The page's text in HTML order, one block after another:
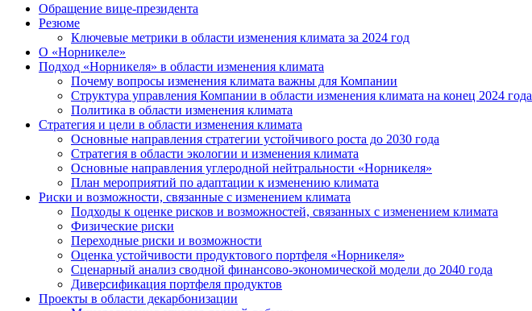
Обращение вице-президента
Резюме
Ключевые метрики в области изменения климата за 2024 год
О «Норникеле»
Подход «Норникеля» в области изменения климата
Почему вопросы изменения климата важны для Компании
Структура управления Компании в области изменения климата на конец 2024 года
Политика в области изменения климата
Стратегия и цели в области изменения климата
Основные направления стратегии устойчивого роста до 2030 года
Стратегия в области экологии и изменения климата
Основные направления углеродной нейтральности «Норникеля»
План мероприятий по адаптации к изменению климата
Риски и возможности, связанные с изменением климата
Подходы к оценке рисков и возможностей, связанных с изменением климата
Физические риски
Переходные риски и возможности
Оценка устойчивости продуктового портфеля «Норникеля»
Сценарный анализ сводной финансово-экономической модели до 2040 года
Диверсификация портфеля продуктов
Проекты в области декарбонизации